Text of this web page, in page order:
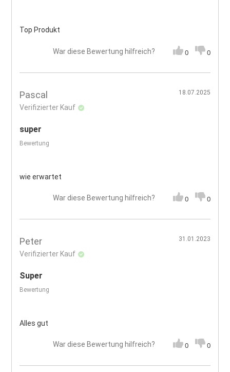
Top Produkt
War diese Bewertung hilfreich? 0 0
Pascal
Verifizierter Kauf
18.07.2025
super
Bewertung
wie erwartet
War diese Bewertung hilfreich? 0 0
Peter
Verifizierter Kauf
31.01.2023
Super
Bewertung
Alles gut
War diese Bewertung hilfreich? 0 0